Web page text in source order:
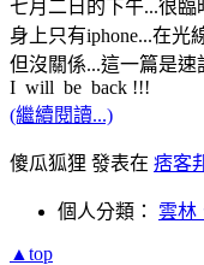
七月二日的下午...很
身上只有iphone...在光
但沒關係...這一篇是速
I will be back !!!
(繼續閱讀...)
傻瓜狐狸 發表在 痞客
個人分類： 雲林
▲top